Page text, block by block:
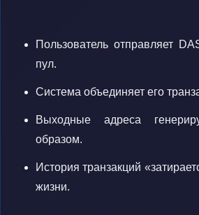
Пользователь отправляет
пул.
Система объединяет его
Выходные адреса
образом.
История транзакций
жизни.